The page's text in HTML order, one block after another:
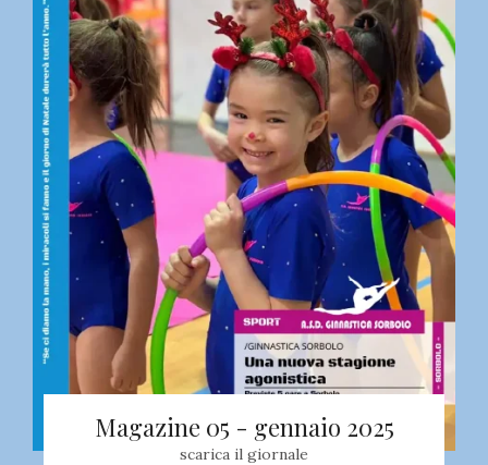
Magazine 05 - gennaio 2025
scarica il giornale